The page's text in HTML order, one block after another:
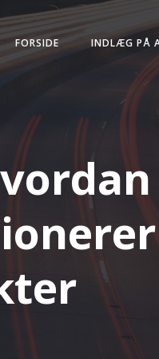
FORSIDE INDLÆG PÅ